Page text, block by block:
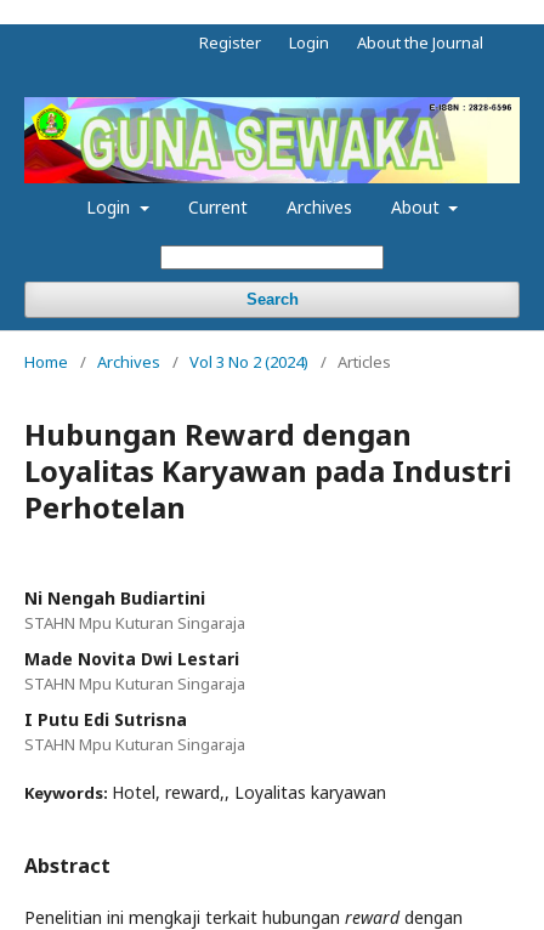
Login Current Archives About
Search
Register Login About the Journal
Home / Archives / Vol 3 No 2 (2024) / Articles
Hubungan Reward dengan
Loyalitas Karyawan pada Industri
Perhotelan
Ni Nengah Budiartini
STAHN Mpu Kuturan Singaraja
Made Novita Dwi Lestari
STAHN Mpu Kuturan Singaraja
I Putu Edi Sutrisna
STAHN Mpu Kuturan Singaraja
Keywords: Hotel, reward,, Loyalitas karyawan
Abstract
Penelitian ini mengkaji terkait hubungan rewarddengan